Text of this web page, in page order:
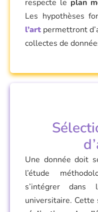
respecte le plan
Les hypothèses
l’art permettront
collectes de
Une donnée doit
l’étude
s’intégrer dans
universitaire.